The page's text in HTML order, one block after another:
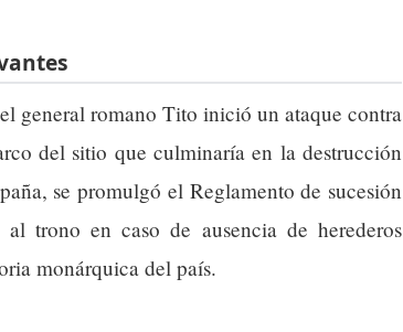
general romano Tito inició un ataque contra
del sitio que culminaría en la destrucción
se promulgó el Reglamento de sucesión
trono en caso de ausencia de herederos
monárquica del país.